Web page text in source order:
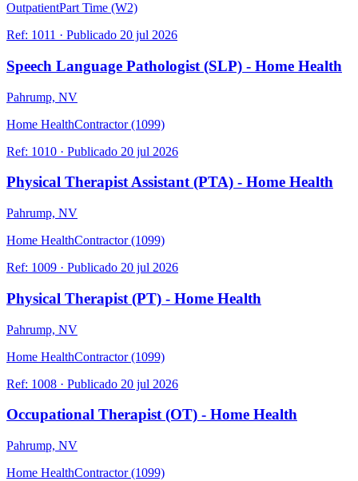
OutpatientPart Time (W2)
Ref: 1011 · Publicado 20 jul 2026
Speech Language Pathologist (SLP) - Home Health
Pahrump, NV
Home HealthContractor (1099)
Ref: 1010 · Publicado 20 jul 2026
Physical Therapist Assistant (PTA) - Home Health
Pahrump, NV
Home HealthContractor (1099)
Ref: 1009 · Publicado 20 jul 2026
Physical Therapist (PT) - Home Health
Pahrump, NV
Home HealthContractor (1099)
Ref: 1008 · Publicado 20 jul 2026
Occupational Therapist (OT) - Home Health
Pahrump, NV
Home HealthContractor (1099)